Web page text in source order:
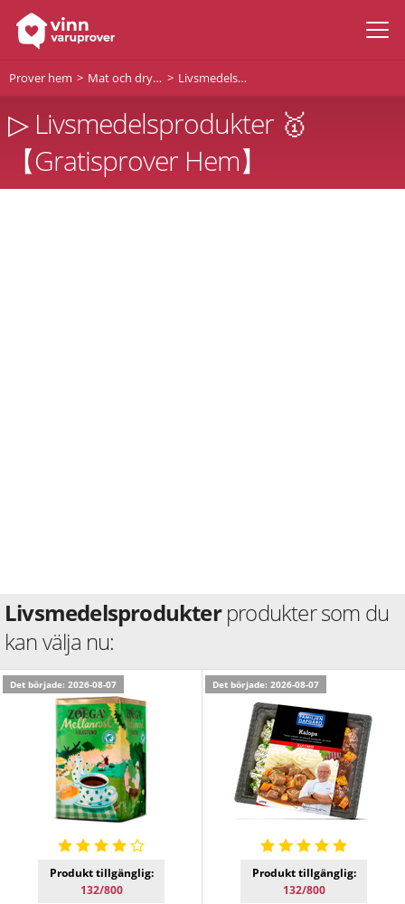
Prover hem Mat och dryck Livsmedelsprodukter
▷ Livsmedelsprodukter 🥇
【Gratisprover Hem】
Livsmedelsprodukterprodukter som du
kan välja nu:
Det började: 2026-08-07
Produkt tillgänglig:
132/800
Det började: 2026-08-07
Produkt tillgänglig:
132/800